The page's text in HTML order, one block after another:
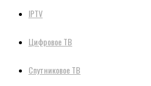
IPTV
Цифровое ТВ
Спутниковое ТВ